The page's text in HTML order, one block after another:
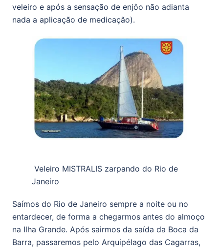
veleiro e após a sensação de enjôo não adianta
nada a aplicação de medicação).
Veleiro MISTRALIS zarpando do Rio de
Janeiro
Saímos do Rio de Janeiro sempre a noite ou no
entardecer, de forma a chegarmos antes do almoço
na Ilha Grande. Após sairmos da saída da Boca da
Barra, passaremos pelo Arquipélago das Cagarras,